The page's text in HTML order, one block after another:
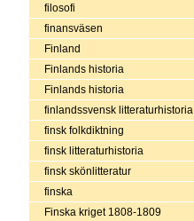
filosofi
finansväsen
Finland
Finlands historia
Finlands historia
finlandssvensk litteraturhistoria
finsk folkdiktning
finsk litteraturhistoria
finsk skönlitteratur
finska
Finska kriget 1808-1809